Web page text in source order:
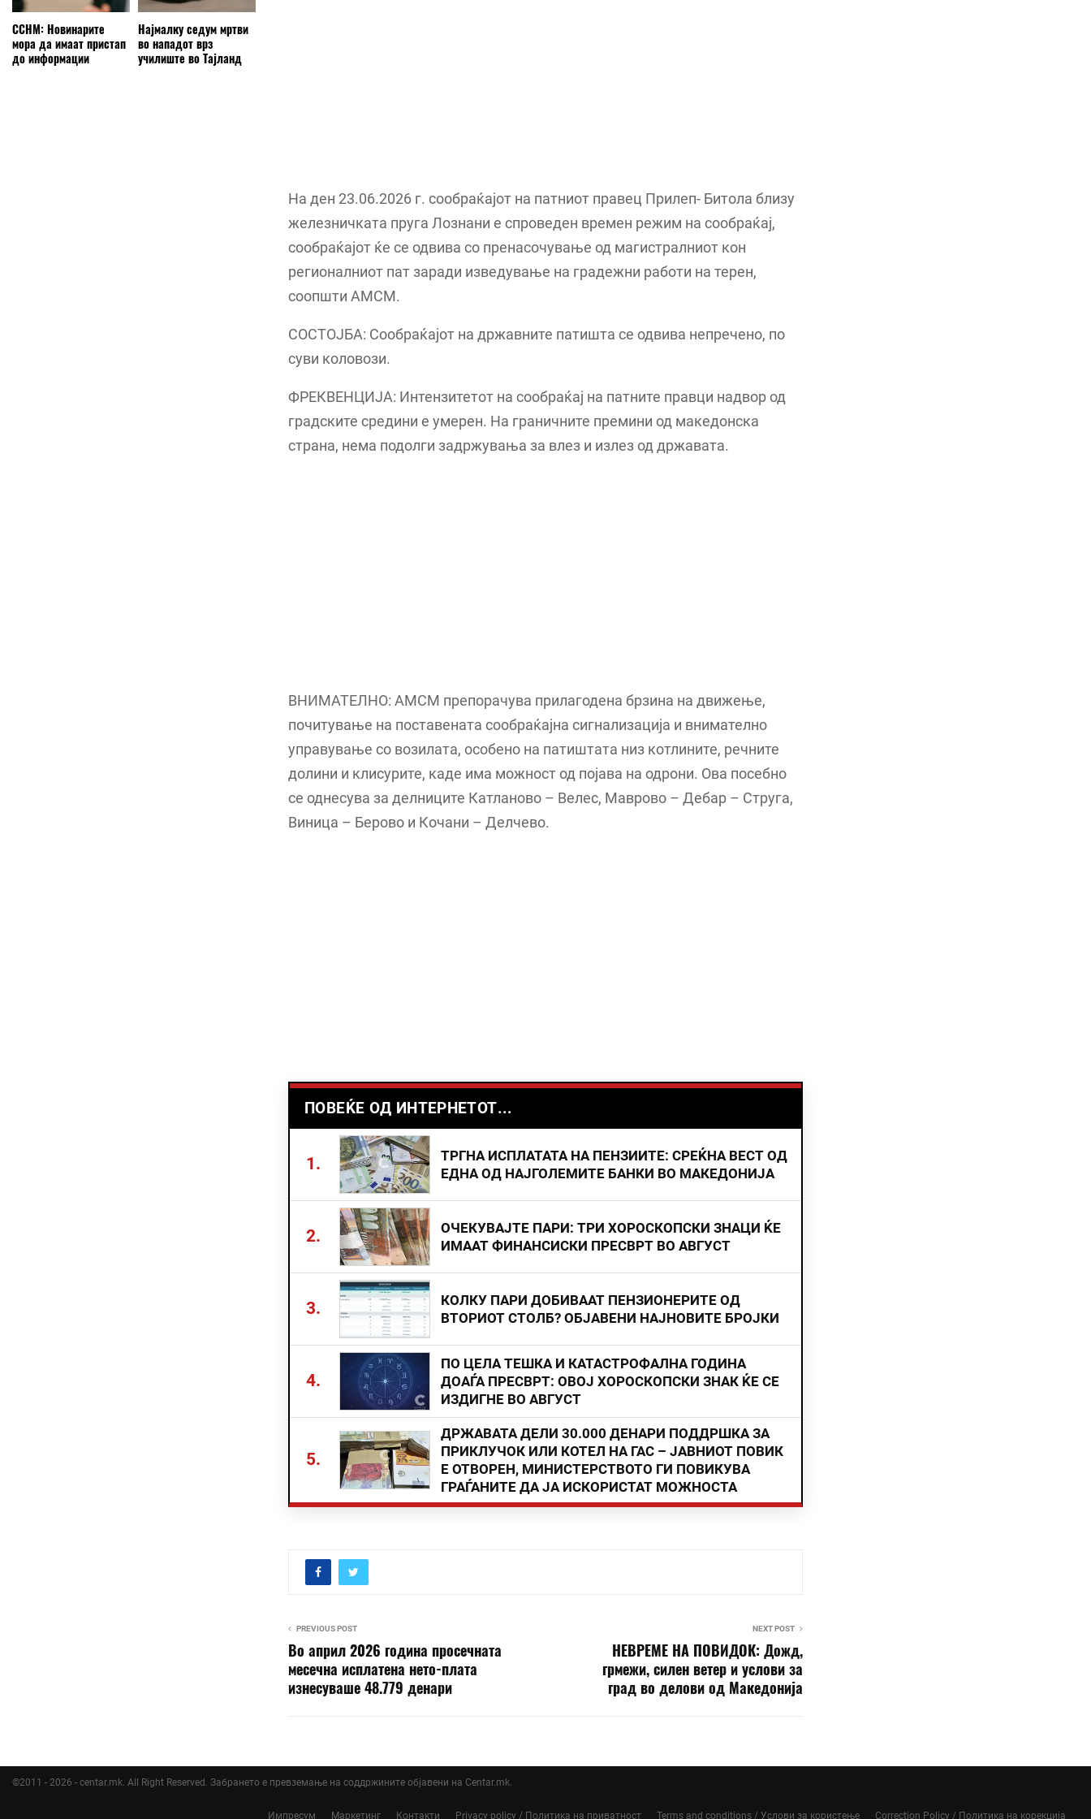
На ден 23.06.2026 г. сообраќајот на патниот правец Прилеп- Битола близу
железничката пруга Лознани е спроведен времен режим на сообраќај,
сообраќајот ќе се одвива со пренасочување од магистралниот кон
регионалниот пат заради изведување на градежни работи на терен,
соопшти АМСМ.
СОСТОЈБА: Сообраќајот на државните патишта се одвива непречено, по
суви коловози.
ФРЕКВЕНЦИЈА: Интензитетот на сообраќај на патните правци надвор од
градските средини е умерен. На граничните премини од македонска
страна, нема подолги задржувања за влез и излез од државата.
ВНИМАТЕЛНО: АМСМ препорачува прилагодена брзина на движење,
почитување на поставената сообраќајна сигнализација и внимателно
управување со возилата, особено на патиштата низ котлините, речните
долини и клисурите, каде има можност од појава на одрони. Ова посебно
се однесува за делниците Катланово – Велес, Маврово – Дебар – Струга,
Виница – Берово и Кочани – Делчево.
ПОВЕЌЕ ОД ИНТЕРНЕТОТ...
1.
ТРГНА ИСПЛАТАТА НА ПЕНЗИИТЕ: СРЕЌНА ВЕСТ ОД
ЕДНА ОД НАЈГОЛЕМИТЕ БАНКИ ВО МАКЕДОНИЈА
2.
ОЧЕКУВАЈТЕ ПАРИ: ТРИ ХОРОСКОПСКИ ЗНАЦИ ЌЕ
ИМААТ ФИНАНСИСКИ ПРЕСВРТ ВО АВГУСТ
3.
КОЛКУ ПАРИ ДОБИВААТ ПЕНЗИОНЕРИТЕ ОД
ВТОРИОТ СТОЛБ? ОБЈАВЕНИ НАЈНОВИТЕ БРОЈКИ
4.
ПО ЦЕЛА ТЕШКА И КАТАСТРОФАЛНА ГОДИНА
ДОАЃА ПРЕСВРТ: ОВОЈ ХОРОСКОПСКИ ЗНАК ЌЕ СЕ
ИЗДИГНЕ ВО АВГУСТ
5.
ДРЖАВАТА ДЕЛИ 30.000 ДЕНАРИ ПОДДРШКА ЗА
ПРИКЛУЧОК ИЛИ КОТЕЛ НА ГАС – ЈАВНИОТ ПОВИК
Е ОТВОРЕН, МИНИСТЕРСТВОТО ГИ ПОВИКУВА
ГРАЃАНИТЕ ДА ЈА ИСКОРИСТАТ МОЖНОСТА
PREVIOUS POST
Во април 2026 година просечната
месечна исплатена нето-плата
изнесуваше 48.779 денари
NEXT POST
НЕВРЕМЕ НА ПОВИДОК: Дожд,
грмежи, силен ветер и услови за
град во делови од Македонија
ССНМ: Новинарите
мора да имаат пристап
до информации
Најмалку седум мртви
во нападот врз
училиште во Тајланд
©2011 - 2026 - centar.mk. All Right Reserved. Забрането е превземање на соддржините објавени на Centar.mk.
Импресум Маркетинг Контакти Privacy policy / Политика на приватност Terms and conditions / Услови за користење Correction Policy / Политика на корекција